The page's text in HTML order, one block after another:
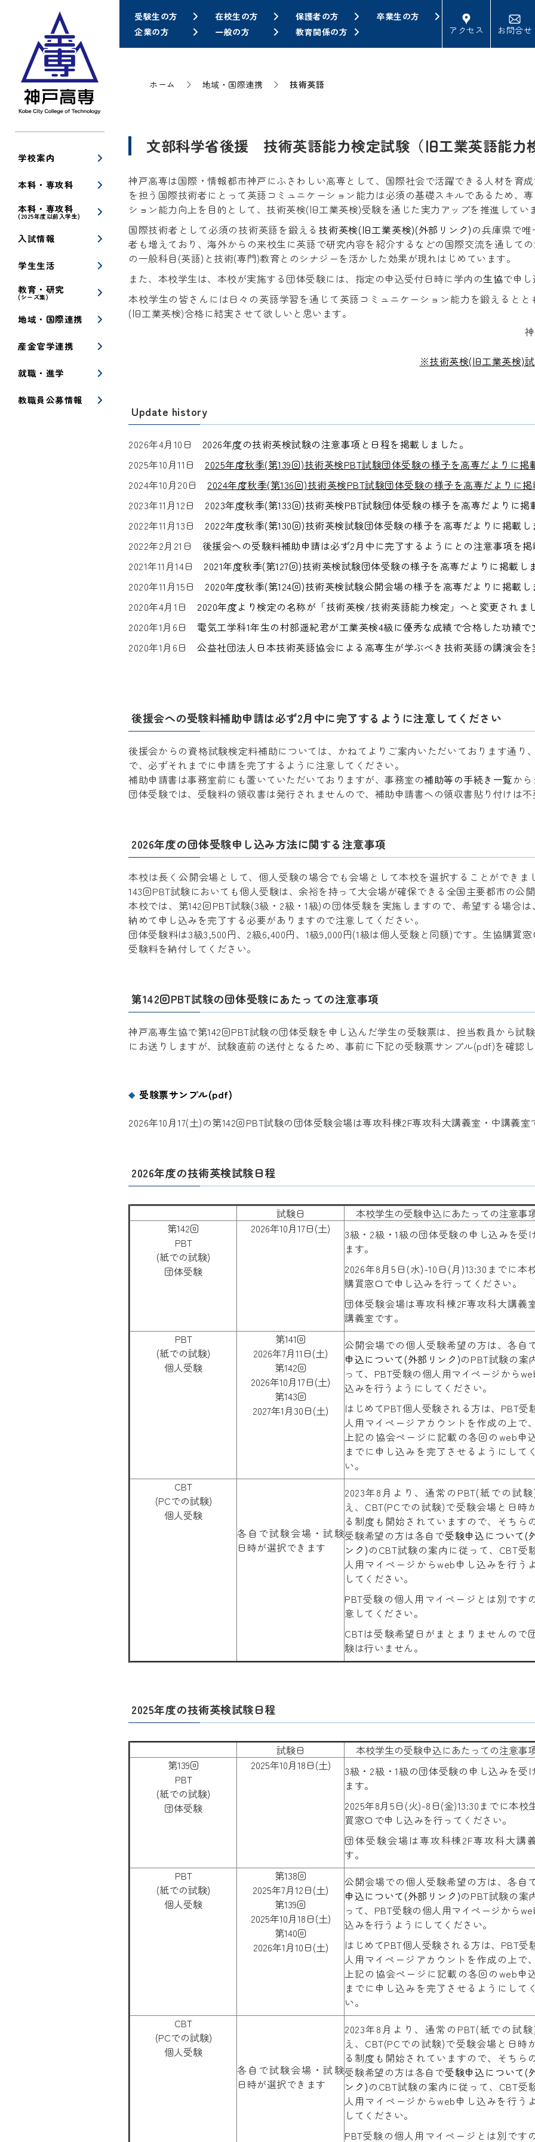
学校案内
本科・専攻科
本科・専攻科
(2025年度以前入学生)
入試情報
学生生活
教育・研究
(シーズ集)
地域・国際連携
産金官学連携
就職・進学
教職員公募情報
受験生の方 在校生の方 保護者の方
卒業生の方
企業の方
一般の方 教育関係の方 アクセス お問合せ
ホーム 地域・国際連携 技術英語
文部科学省後援 技術英語能力検定試験（旧工業英語能力
神戸高専は国際・情報都市神戸にふさわしい高専として、国際社会で活躍できる人材を育
を担う国際技術者にとって英語コミュニケーション能力は必須の基礎スキルであるため、
ション能力向上を目的として、技術英検(旧工業英検)受験を通じた実力アップを推進してい
国際技術者として必須の技術英語を鍛える 技術英検(旧工業英検)(外部リンク)の兵庫県で
者も増えており、海外からの来校生に英語で研究内容を紹介するなどの国際交流を通して
の一般科目(英語)と技術(専門)教育とのシナジーを活かした効果が現れはじめています。
また、本校学生は、本校が実施する団体受験には、指定の申込受付日時に学内の生協で申
本校学生の皆さんには日々の英語学習を通じて英語コミュニケーション能力を鍛えると
(旧工業英検)合格に結実させて欲しいと思います。
※技術英検(旧工業英検)
Update history
2026年4月10日 2026年度の技術英検試験の注意事項と日程を掲載しました。
2025年10月11日 2025年度秋季(第139回)技術英検PBT試験団体受験の様子を高専だよりに掲
2024年10月20日 2024年度秋季(第136回)技術英検PBT試験団体受験の様子を高専だよりに掲
2023年11月12日 2023年度秋季(第133回)技術英検PBT試験団体受験の様子を高専だよりに掲
2022年11月13日 2022年度秋季(第130回)技術英検試験団体受験の様子を高専だよりに掲載し
2022年2月21日 後援会への受験料補助申請は必ず2月中に完了するようにとの注意事項を掲
2021年11月14日 2021年度秋季(第127回)技術英検試験団体受験の様子を高専だよりに掲載し
2020年11月15日 2020年度秋季(第124回)技術英検試験公開会場の様子を高専だよりに掲載し
2020年4月1日 2020年度より検定の名称が「技術英検/技術英語能力検定」へと変更されま
2020年1月6日 電気工学科1年生の村部遥紀君が工業英検4級に優秀な成績で合格した功績で
2020年1月6日 公益社団法人日本技術英語協会による高専生が学ぶべき技術英語の講演会を
後援会への受験料補助申請は必ず2月中に完了するように注意してください
後援会からの資格試験検定料補助については、かねてよりご案内いただいております通り
で、必ずそれまでに申請を完了するように注意してください。
補助申請書は事務室前にも置いていただいておりますが、事務室の補助等の手続き一覧か
団体受験では、受験料の領収書は発行されませんので、補助申請書への領収書貼り付けは不
2026年度の団体受験申し込み方法に関する注意事項
本校は長く公開会場として、個人受験の場合でも会場として本校を選択することができま
143回PBT試験においても個人受験は、余裕を持って大会場が確保できる全国主要都市の公
本校では、第142回PBT試験(3級・2級・1級)の団体受験を実施しますので、希望する場合は
納めて申し込みを完了する必要がありますので注意してください。
団体受験料は3級3,500円、2級6,400円、1級9,000円(1級は個人受験と同額)です。生協購買
受験料を納付してください。
第142回PBT試験の団体受験にあたっての注意事項
神戸高専生協で第142回PBT試験の団体受験を申し込んだ学生の受験票は、担当教員から試
にお送りしますが、試験直前の送付となるため、事前に下記の受験票サンプル(pdf)を確認
受験票サンプル(pdf)
2026年10月17(土)の第142回PBT試験の団体受験会場は専攻科棟2F専攻科大講義室・中講義室
2026年度の技術英検試験日程
試験日
本校学生の受験申込にあたっての注意事
第142回
PBT
(紙での試験)
団体受験
2026年10月17日(土)
3級・2級・1級の団体受験の申し込みを受
ます。
2026年8月5日(水)-10日(月)13:30までに本
購買窓口で申し込みを行ってください。
団体受験会場は専攻科棟2F専攻科大講義
講義室です。
PBT
(紙での試験)
個人受験
第141回
2026年7月11日(土)
第142回
2026年10月17日(土)
第143回
2027年1月30日(土)
公開会場での個人受験希望の方は、各自
申込について(外部リンク)のPBT試験の案
って、PBT受験の個人用マイページから
込みを行うようにしてください。
はじめてPBT個人受験される方は、PBT受
人用マイページアカウントを作成の上で
上記の協会ページに記載の各回のweb申
までに申し込みを完了させるようにして
い。
CBT
(PCでの試験)
個人受験
各自で試験会場・試験
日時が選択できます
2023年8月より、通常のPBT(紙での試
え、CBT(PCでの試験)で受験会場と日時
る制度も開始されていますので、そちら
受験希望の方は各自で受験申込について(
ンク)のCBT試験の案内に従って、CBT受
人用マイページからweb申し込みを行う
してください。
PBT受験の個人用マイページとは別です
意してください。
CBTは受験希望日がまとまりませんので
験は行いません。
2025年度の技術英検試験日程
試験日
本校学生の受験申込にあたっての注意事
第139回
PBT
(紙での試験)
団体受験
2025年10月18日(土)
3級・2級・1級の団体受験の申し込みを受
ます。
2025年8月5日(火)-8日(金)13:30までに本校
買窓口で申し込みを行ってください。
団体受験会場は専攻科棟2F専攻科大講
す。
PBT
(紙での試験)
個人受験
第138回
2025年7月12日(土)
第139回
2025年10月18日(土)
第140回
2026年1月10日(土)
公開会場での個人受験希望の方は、各自
申込について(外部リンク)のPBT試験の案
って、PBT受験の個人用マイページから
込みを行うようにしてください。
はじめてPBT個人受験される方は、PBT受
人用マイページアカウントを作成の上で
上記の協会ページに記載の各回のweb申
までに申し込みを完了させるようにして
い。
CBT
(PCでの試験)
個人受験
各自で試験会場・試験
日時が選択できます
2023年8月より、通常のPBT(紙での試
え、CBT(PCでの試験)で受験会場と日時
る制度も開始されていますので、そちら
受験希望の方は各自で受験申込について(
ンク)のCBT試験の案内に従って、CBT受
人用マイページからweb申し込みを行う
してください。
PBT受験の個人用マイページとは別です